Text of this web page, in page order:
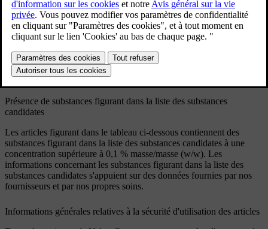
Mise à jour 30.03.2026
En vertu de l'article 33, paragraphe 1, du règlement REACH
(règlement (CE) nº 1907/2006)[1], les clients professionnels doivent
être informés de la présence de substances extrêmement
préoccupantes (SVHC[2]) dans les produits fournis par Volvo Cars.
ce afin de renforcer la sécurité de manipulation des produits, en vue
de protéger les personnes et l'environnement.
Présence de substances figurant dans la liste des substances
candidates
Les articles figurant dans le tableau ci-dessous contiennent des
substances figurant dans la liste des substances candidates à une
concentration supérieure à 0,1 % masse/masse (w/w). Les
informations concernant les substances figurant dans la liste des
substances candidates s'appuient sur des données fournies par nos
fournisseurs et par nos propres soins.
Informations générales relatives à la sécurité d'utilisation des articles